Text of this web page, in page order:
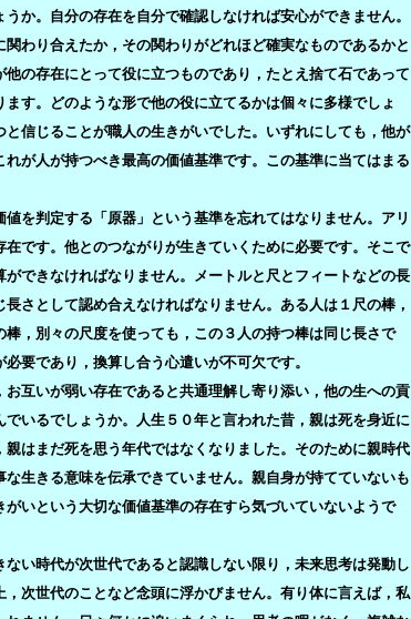
か。自分の存在を自分で確認しなければ安心ができません。
わり合えたか，その関わりがどれほど確実なものであるかと
の存在にとって役に立つものであり，たとえ捨て石であって
す。どのような形で他の役に立てるかは個々に多様でしょ
信じることが職人の生きがいでした。いずれにしても，他が
が人が持つべき最高の価値基準です。この基準に当てはまる
を判定する「原器」という基準を忘れてはなりません。アリ
です。他とのつながりが生きていくために必要です。そこで
できなければなりません。メートルと尺とフィートなどの長
さとして認め合えなければなりません。ある人は１尺の棒，
，別々の尺度を使っても，この３人の持つ棒は同じ長さで
要であり，換算し合う心遣いが不可欠です。
互いが弱い存在であると共通理解し寄り添い，他の生への貢
いるでしょうか。人生５０年と言われた昔，親は死を身近に
はまだ死を思う年代ではなくなりました。そのために親時代
生きる意味を伝承できていません。親自身が持てていないも
いという大切な価値基準の存在すら気づいていないようで
い時代が次世代であると認識しない限り，未来思考は発動し
次世代のことなど念頭に浮かびません。有り体に言えば，私